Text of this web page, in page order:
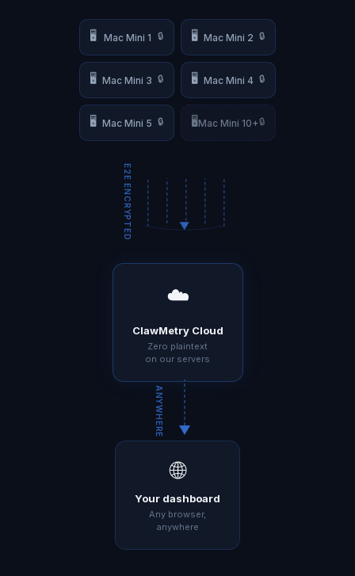
🖥️ Mac Mini 1 🔒 🖥️ Mac Mini 2 🔒
🖥️ Mac Mini 3 🔒 🖥️ Mac Mini 4 🔒
🖥️ Mac Mini 5 🔒 🖥️Mac Mini 10+🔒
E2E ENCRYPTED
☁️
ClawMetry Cloud
Zero plaintext
on our servers
ANYWHERE
🌐
Your dashboard
Any browser,
anywhere